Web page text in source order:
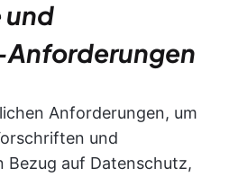
und
Anforderungen, um
und
Bezug auf Datenschutz,